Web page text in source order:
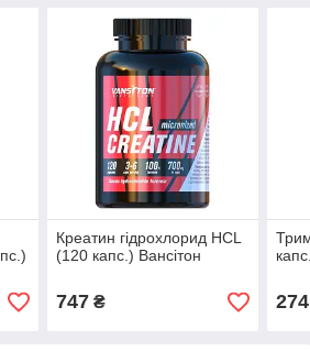
Креатин гідрохлорид HCL
(120 капс.) Вансітон
747₴ 274